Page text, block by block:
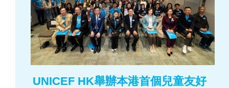
UNICEF HK舉辦本港首個兒童友好